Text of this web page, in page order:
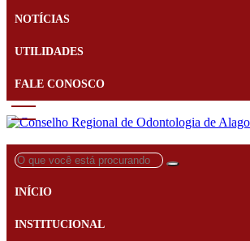
NOTÍCIAS
UTILIDADES
FALE CONOSCO
O
você
procurando?
INÍCIO
INSTITUCIONAL